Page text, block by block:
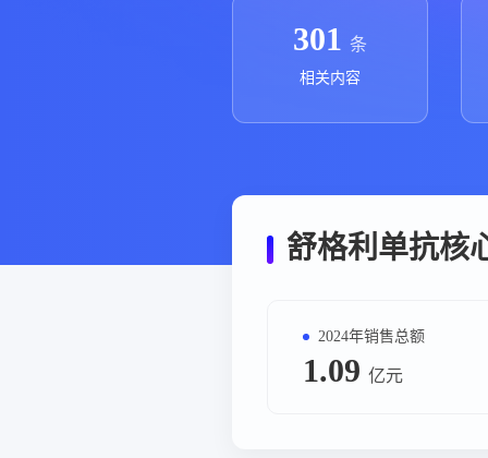
药品生产企业
301 条
相关内容
舒格利单抗核
2024年销售总额
1.09 亿元